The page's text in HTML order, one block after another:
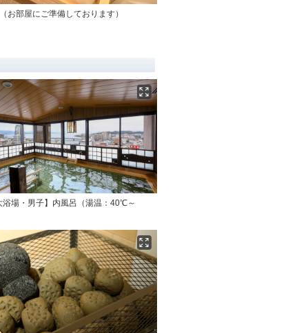
お部屋にご準備しております）
浴場・男子】内風呂（湯温：40℃～